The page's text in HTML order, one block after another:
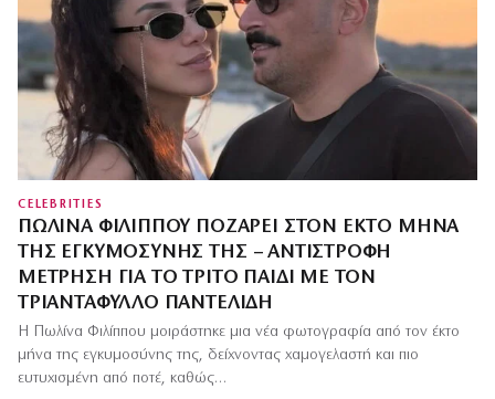
CELEBRITIES
ΠΩΛΊΝΑ ΦΙΛΊΠΠΟΥ ΠΟΖΆΡΕΙ ΣΤΟΝ ΈΚΤΟ ΜΉΝΑ
ΤΗΣ ΕΓΚΥΜΟΣΎΝΗΣ ΤΗΣ – ΑΝΤΊΣΤΡΟΦΗ
ΜΈΤΡΗΣΗ ΓΙΑ ΤΟ ΤΡΊΤΟ ΠΑΙΔΊ ΜΕ ΤΟΝ
ΤΡΙΑΝΤΆΦΥΛΛΟ ΠΑΝΤΕΛΊΔΗ
Η Πωλίνα Φιλίππου μοιράστηκε μια νέα φωτογραφία από τον έκτο
μήνα της εγκυμοσύνης της, δείχνοντας χαμογελαστή και πιο
ευτυχισμένη από ποτέ, καθώς…